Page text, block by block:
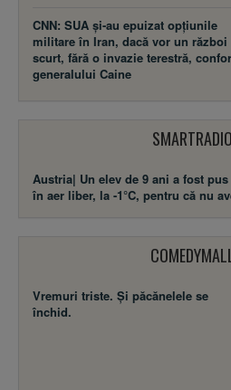
CNN: SUA şi-au epuizat opțiunile
militare în Iran, dacă vor un război
scurt, fără o invazie terestră,
generalului Caine
Austria| Un elev de 9 ani a fost
în aer liber, la -1°C, pentru că nu
Vremuri triste. Şi păcănelele se
închid.